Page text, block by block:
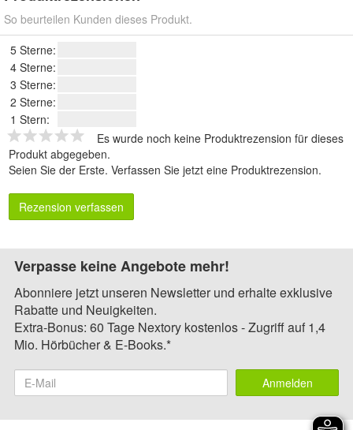
So beurteilen Kunden dieses Produkt.
5 Sterne:
4 Sterne:
3 Sterne:
2 Sterne:
1 Stern:
Es wurde noch keine Produktrezension für dieses
Produkt abgegeben.
Seien Sie der Erste. Verfassen Sie jetzt eine Produktrezension.
Rezension verfassen
Verpasse keine Angebote mehr!
Abonniere jetzt unseren Newsletter und erhalte exklusive
Rabatte und Neuigkeiten.
Extra-Bonus: 60 Tage Nextory kostenlos - Zugriff auf 1,4
Mio. Hörbücher & E-Books.*
Anmelden